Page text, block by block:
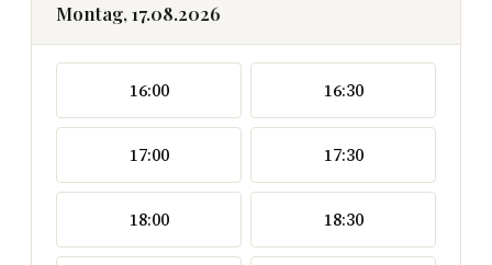
Montag, 17.08.2026
16:00 16:30
17:00 17:30
18:00 18:30